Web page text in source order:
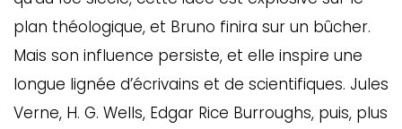
plan théologique, et Bruno finira sur un bûcher.
Mais son influence persiste, et elle inspire une
longue lignée d’écrivains et de scientifiques. Jules
Verne, H. G. Wells, Edgar Rice Burroughs, puis, plus